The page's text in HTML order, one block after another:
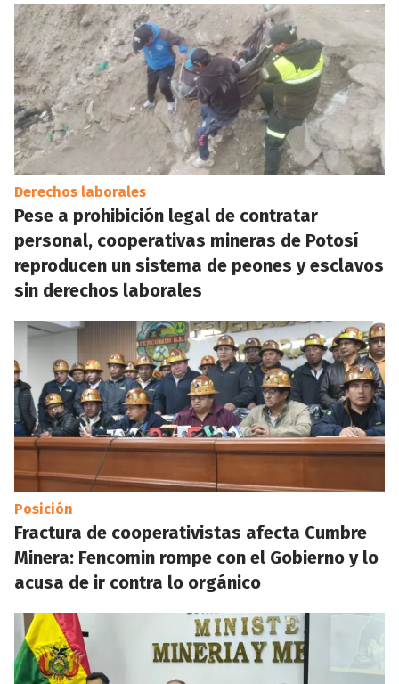
Derechos laborales
Pese a prohibición legal de contratar
personal, cooperativas mineras de Potosí
reproducen un sistema de peones y esclavos
sin derechos laborales
Posición
Fractura de cooperativistas afecta Cumbre
Minera: Fencomin rompe con el Gobierno y lo
acusa de ir contra lo orgánico